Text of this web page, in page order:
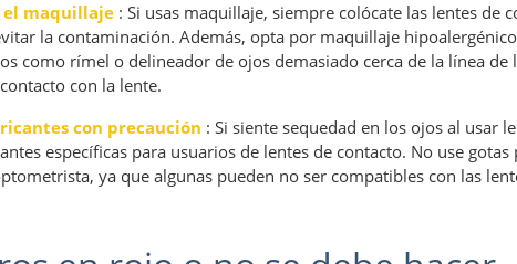
el maquillaje : Si usas maquillaje, siempre colócate las lentes de
la contaminación. Además, opta por maquillaje
como rímel o delineador de ojos demasiado cerca de la línea de
con la lente.
con precaución : Si siente sequedad en los ojos al usar
específicas para usuarios de lentes de contacto. No use gotas
ya que algunas pueden no ser compatibles con las